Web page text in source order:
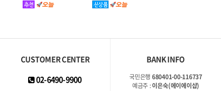
CUSTOMER CENTER
02-6490-9900
BANK INFO
국민은행 680401-00-116737
예금주 :이은숙(에이에이샵)